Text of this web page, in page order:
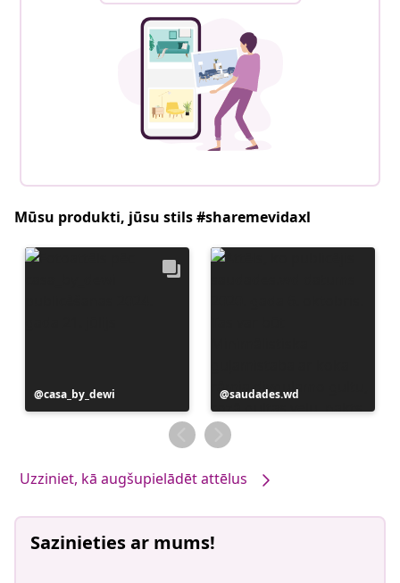
Mūsu produkti, jūsu stils #sharemevidaxl
Ierakstu
publicējis
casa_by_dewi
Ierakstu
publicējis
saudades.wd
Uzziniet, kā augšupielādēt attēlus
Sazinieties ar mums!